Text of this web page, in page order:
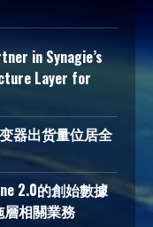
in Synagie’s
Layer for
器出货量位居全
2.0的創始數據
相關業務